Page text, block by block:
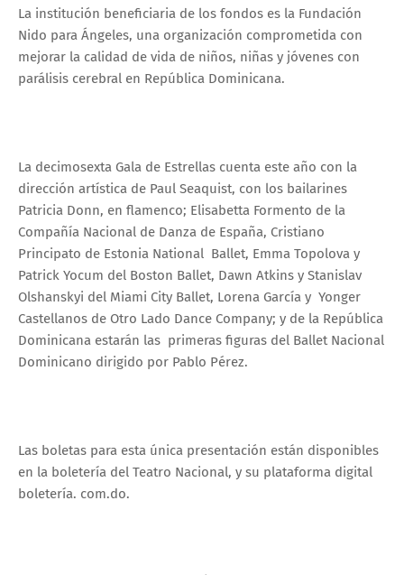
La institución beneficiaria de los fondos es la Fundación
Nido para Ángeles, una organización comprometida con
mejorar la calidad de vida de niños, niñas y jóvenes con
parálisis cerebral en República Dominicana.
La decimosexta Gala de Estrellas cuenta este año con la
dirección artística de Paul Seaquist, con los bailarines
Patricia Donn, en flamenco; Elisabetta Formento de la
Compañía Nacional de Danza de España, Cristiano
Principato de Estonia National Ballet, Emma Topolova y
Patrick Yocum del Boston Ballet, Dawn Atkins y Stanislav
Olshanskyi del Miami City Ballet, Lorena García y Yonger
Castellanos de Otro Lado Dance Company; y de la República
Dominicana estarán las primeras figuras del Ballet Nacional
Dominicano dirigido por Pablo Pérez.
Las boletas para esta única presentación están disponibles
en la boletería del Teatro Nacional, y su plataforma digital
boletería. com.do.